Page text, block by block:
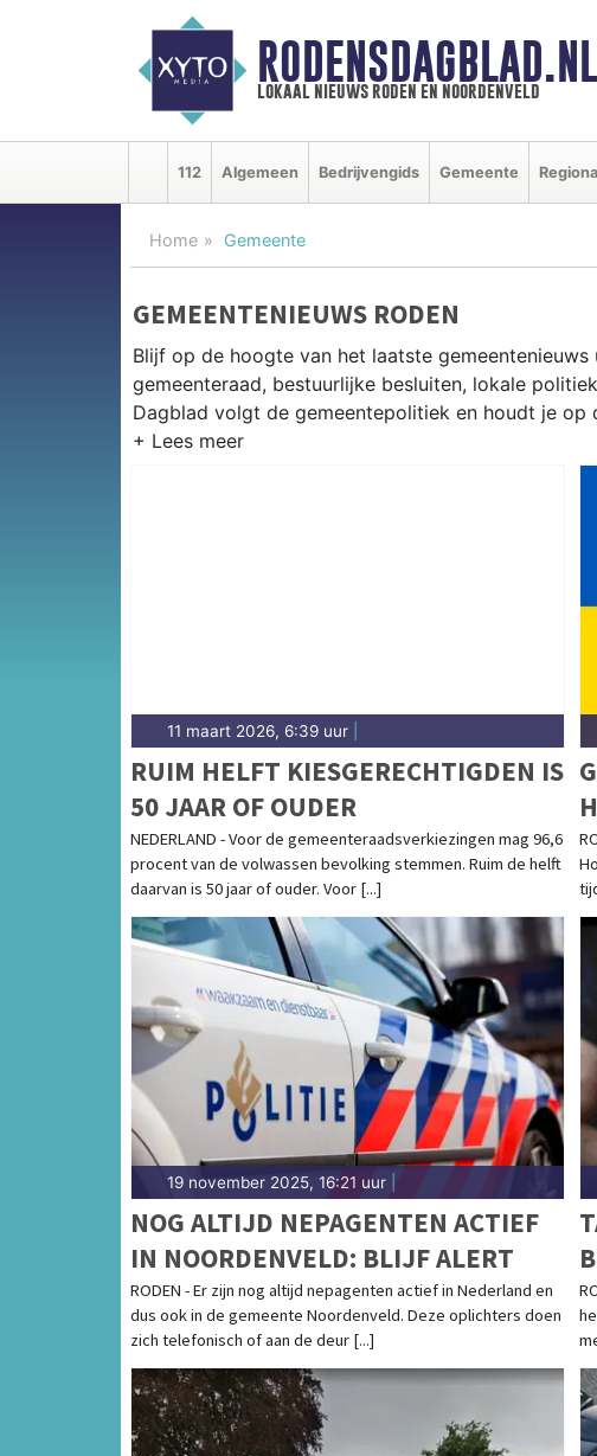
RODENSDAGBLAD.NL
lokaal nieuws roden en noordenveld
112 Algemeen Bedrijvengids Gemeente
Home Gemeente
GEMEENTENIEUWS RODEN
Blijf op de hoogte van het laatste
gemeenteraad, bestuurlijke besluiten, lokale
Dagblad volgt de gemeentepolitiek en houdt je op
Van woningbouwplannen in Roden en het beheer
besluiten over bereikbaarheid en agrarisch beleid
11 maart 2026, 6:39 uur
RUIM HELFT KIESGERECHTIGDEN IS
50 JAAR OF OUDER
NEDERLAND - Voor de gemeenteraadsverkiezingen mag 96,6
procent van de volwassen bevolking stemmen. Ruim de helft
daarvan is 50 jaar of ouder. Voor [...]
19 november 2025, 16:21 uur
NOG ALTIJD NEPAGENTEN ACTIEF
IN NOORDENVELD: BLIJF ALERT
RODEN - Er zijn nog altijd nepagenten actief in Nederland en
dus ook in de gemeente Noordenveld. Deze oplichters doen
zich telefonisch of aan de deur [...]